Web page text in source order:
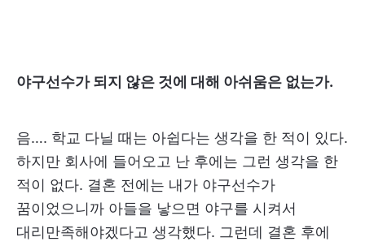
야구선수가 되지 않은 것에 대해 아쉬움은 없는가.
음…. 학교 다닐 때는 아쉽다는 생각을 한 적이 있다.
하지만 회사에 들어오고 난 후에는 그런 생각을 한
적이 없다. 결혼 전에는 내가 야구선수가
꿈이었으니까 아들을 낳으면 야구를 시켜서
대리만족해야겠다고 생각했다. 그런데 결혼 후에